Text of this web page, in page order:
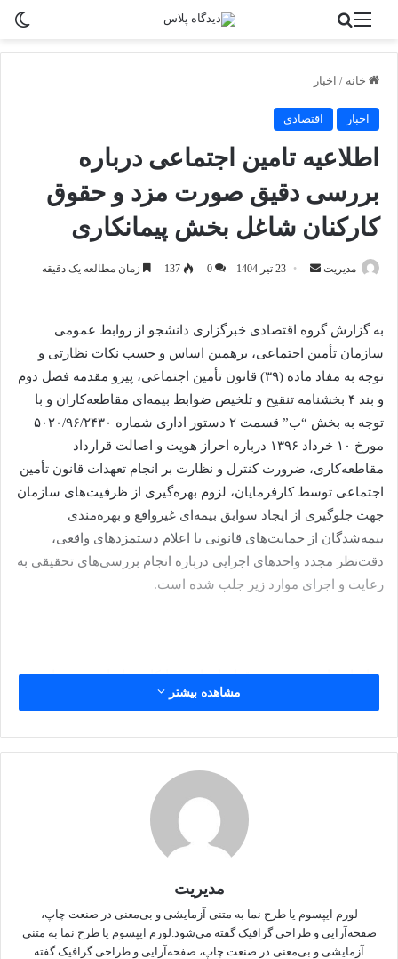
منو
خانه / اخبار
اخبار اقتصادی
اطلاعیه تامین اجتماعی درباره
بررسی دقیق صورت مزد و حقوق
کارکنان شاغل بخش پیمانکاری
مدیریت
ارسال23 تیر 1404 0
137 زمان مطالعه یک دقیقه
به گزارش گروه اقتصادی خبرگزاری دانشجو از روابط عمومی
سازمان تأمین اجتماعی، برهمین اساس و حسب نکات نظارتی و
توجه به مفاد ماده (۳۹) قانون تأمین اجتماعی، پیرو مقدمه فصل دوم
و بند ۴ بخشنامه تنقیح و تلخیص ضوابط بیمه‌ای مقاطعه‌کاران و با
توجه به بخش “ب” قسمت ۲ دستور اداری شماره ۵۰۲۰/۹۶/۲۴۳۰
مورخ ۱۰ خرداد ۱۳۹۶ درباره احراز هویت و اصالت قرارداد
مقاطعه‌کاری، ضرورت کنترل و نظارت بر انجام تعهدات قانون تأمین
اجتماعی توسط کارفرمایان، لزوم بهره‌گیری از ظرفیت‌های سازمان
جهت جلوگیری از ایجاد سوابق بیمه‌ای غیرواقع و بهره‌مندی
بیمه‌شدگان از حمایت‌های قانونی با اعلام دستمزد‌های واقعی،
دقت‌نظر مجدد واحد‌های اجرایی درباره انجام بررسی‌‎های تحقیقی به
رعایت و اجرای موارد زیر جلب شده است.
بر اساس این دستور، در قرارداد‌های پیمانکاری با ماهیت خدماتی،
تأمین نیروی انسانی از جمله «پیمان‌های تأمین نیرو جهت امور ایاب و
اجرای عملیات پیمان، ضمن بر استعلام افراد شاغل از واگذارنده کار،
اسناد مالی پرداخت حقوق و مزایای این نفرات به‌علاوه مستندات
واریز مالیات تکلیفی مربوطه، اخذ شود.
برهمین اساس مقرر شده، درصورت هرگونه مغایرت موضوعات
مذکور، اقدام مقتضی جهت رسیدگی به سوابق بیمه‌ای غیرواقع یا
مطالبه حق بیمه بابت اظهار دستمزد واقعی اجرا شود.
مشاهده بیشتر
مدیریت
لورم ایپسوم یا طرح‌ نما به متنی آزمایشی و بی‌معنی در صنعت چاپ،
صفحه‌آرایی و طراحی گرافیک گفته می‌شود.لورم ایپسوم یا طرح‌ نما به متنی
آزمایشی و بی‌معنی در صنعت چاپ، صفحه‌آرایی و طراحی گرافیک گفته